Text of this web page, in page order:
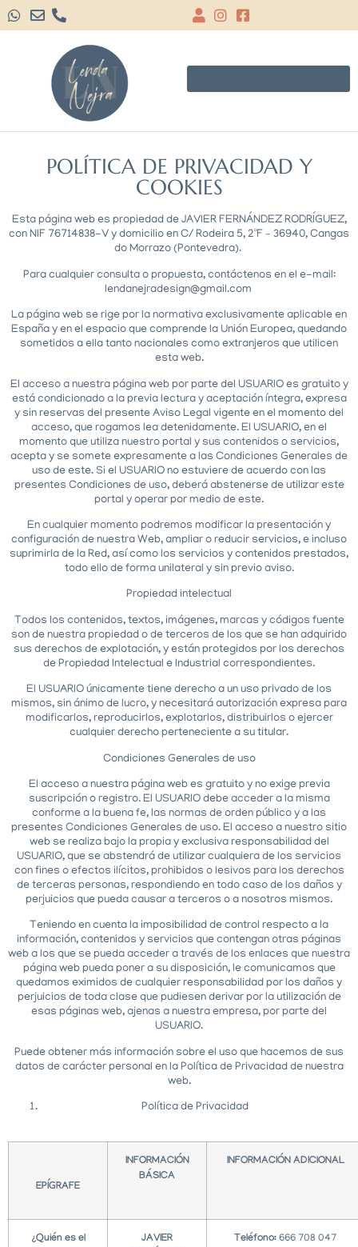
POLÍTICA DE PRIVACIDAD Y
COOKIES
Esta página web es propiedad de JAVIER FERNÁNDEZ RODRÍGUEZ,
con NIF 76714838-V y domicilio en C/ Rodeira 5, 2ºF – 36940, Cangas
do Morrazo (Pontevedra).
Para cualquier consulta o propuesta, contáctenos en el e-mail:
lendanejradesign@gmail.com
La página web se rige por la normativa exclusivamente aplicable en
España y en el espacio que comprende la Unión Europea, quedando
sometidos a ella tanto nacionales como extranjeros que utilicen
esta web.
El acceso a nuestra página web por parte del USUARIO es gratuito y
está condicionado a la previa lectura y aceptación íntegra, expresa
y sin reservas del presente Aviso Legal vigente en el momento del
acceso, que rogamos lea detenidamente. El USUARIO, en el
momento que utiliza nuestro portal y sus contenidos o servicios,
acepta y se somete expresamente a las Condiciones Generales de
uso de este. Si el USUARIO no estuviere de acuerdo con las
presentes Condiciones de uso, deberá abstenerse de utilizar este
portal y operar por medio de este.
En cualquier momento podremos modificar la presentación y
configuración de nuestra Web, ampliar o reducir servicios, e incluso
suprimirla de la Red, así como los servicios y contenidos prestados,
todo ello de forma unilateral y sin previo aviso.
Propiedad intelectual
Todos los contenidos, textos, imágenes, marcas y códigos fuente
son de nuestra propiedad o de terceros de los que se han adquirido
sus derechos de explotación, y están protegidos por los derechos
de Propiedad Intelectual e Industrial correspondientes.
El USUARIO únicamente tiene derecho a un uso privado de los
mismos, sin ánimo de lucro, y necesitará autorización expresa para
modificarlos, reproducirlos, explotarlos, distribuirlos o ejercer
cualquier derecho perteneciente a su titular.
Condiciones Generales de uso
El acceso a nuestra página web es gratuito y no exige previa
suscripción o registro. El USUARIO debe acceder a la misma
conforme a la buena fe, las normas de orden público y a las
presentes Condiciones Generales de uso. El acceso a nuestro sitio
web se realiza bajo la propia y exclusiva responsabilidad del
USUARIO, que se abstendrá de utilizar cualquiera de los servicios
con fines o efectos ilícitos, prohibidos o lesivos para los derechos
de terceras personas, respondiendo en todo caso de los daños y
perjuicios que pueda causar a terceros o a nosotros mismos.
Teniendo en cuenta la imposibilidad de control respecto a la
información, contenidos y servicios que contengan otras páginas
web a los que se pueda acceder a través de los enlaces que nuestra
página web pueda poner a su disposición, le comunicamos que
quedamos eximidos de cualquier responsabilidad por los daños y
perjuicios de toda clase que pudiesen derivar por la utilización de
esas páginas web, ajenas a nuestra empresa, por parte del
USUARIO.
Puede obtener más información sobre el uso que hacemos de sus
datos de carácter personal en la Política de Privacidad de nuestra
web.
Política de Privacidad
EPÍGRAFE
INFORMACIÓN
BÁSICA
INFORMACIÓN ADICIONAL
¿Quién es el
JAVIER
Teléfono: 666 708 047